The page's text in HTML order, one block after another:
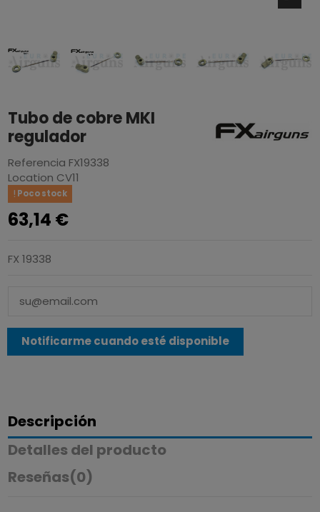
Tubo de cobre MKI
regulador
Referencia FX19338
Location CV11
Poco stock
63,14 €
FX 19338
Descripción
Detalles del producto
Reseñas(0)